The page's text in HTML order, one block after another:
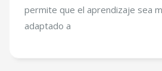
permite que el aprendizaje sea
adaptado a